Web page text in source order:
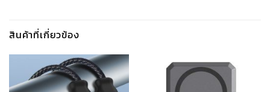
สินค้าที่เกี่ยวข้อง